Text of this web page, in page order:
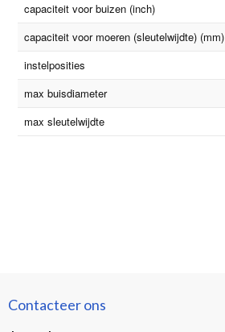
capaciteit voor buizen (inch)
capaciteit voor moeren (sleutelwijdte) (mm)
instelposities
max buisdiameter
max sleutelwijdte
Contacteer ons